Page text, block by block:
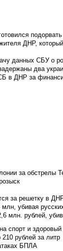
ДНР,
данных СБУ о
два
в ДНР за
за обстрелы
за решетку в
убивая
млн. рублей,
спорт и здоровый
рублей за литр
БПЛА